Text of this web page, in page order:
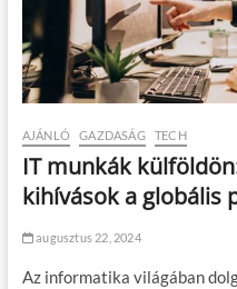
AJÁNLÓ GAZDASÁG TECH
IT munkák
kihívások a globális
augusztus 22, 2024
Az informatika világában